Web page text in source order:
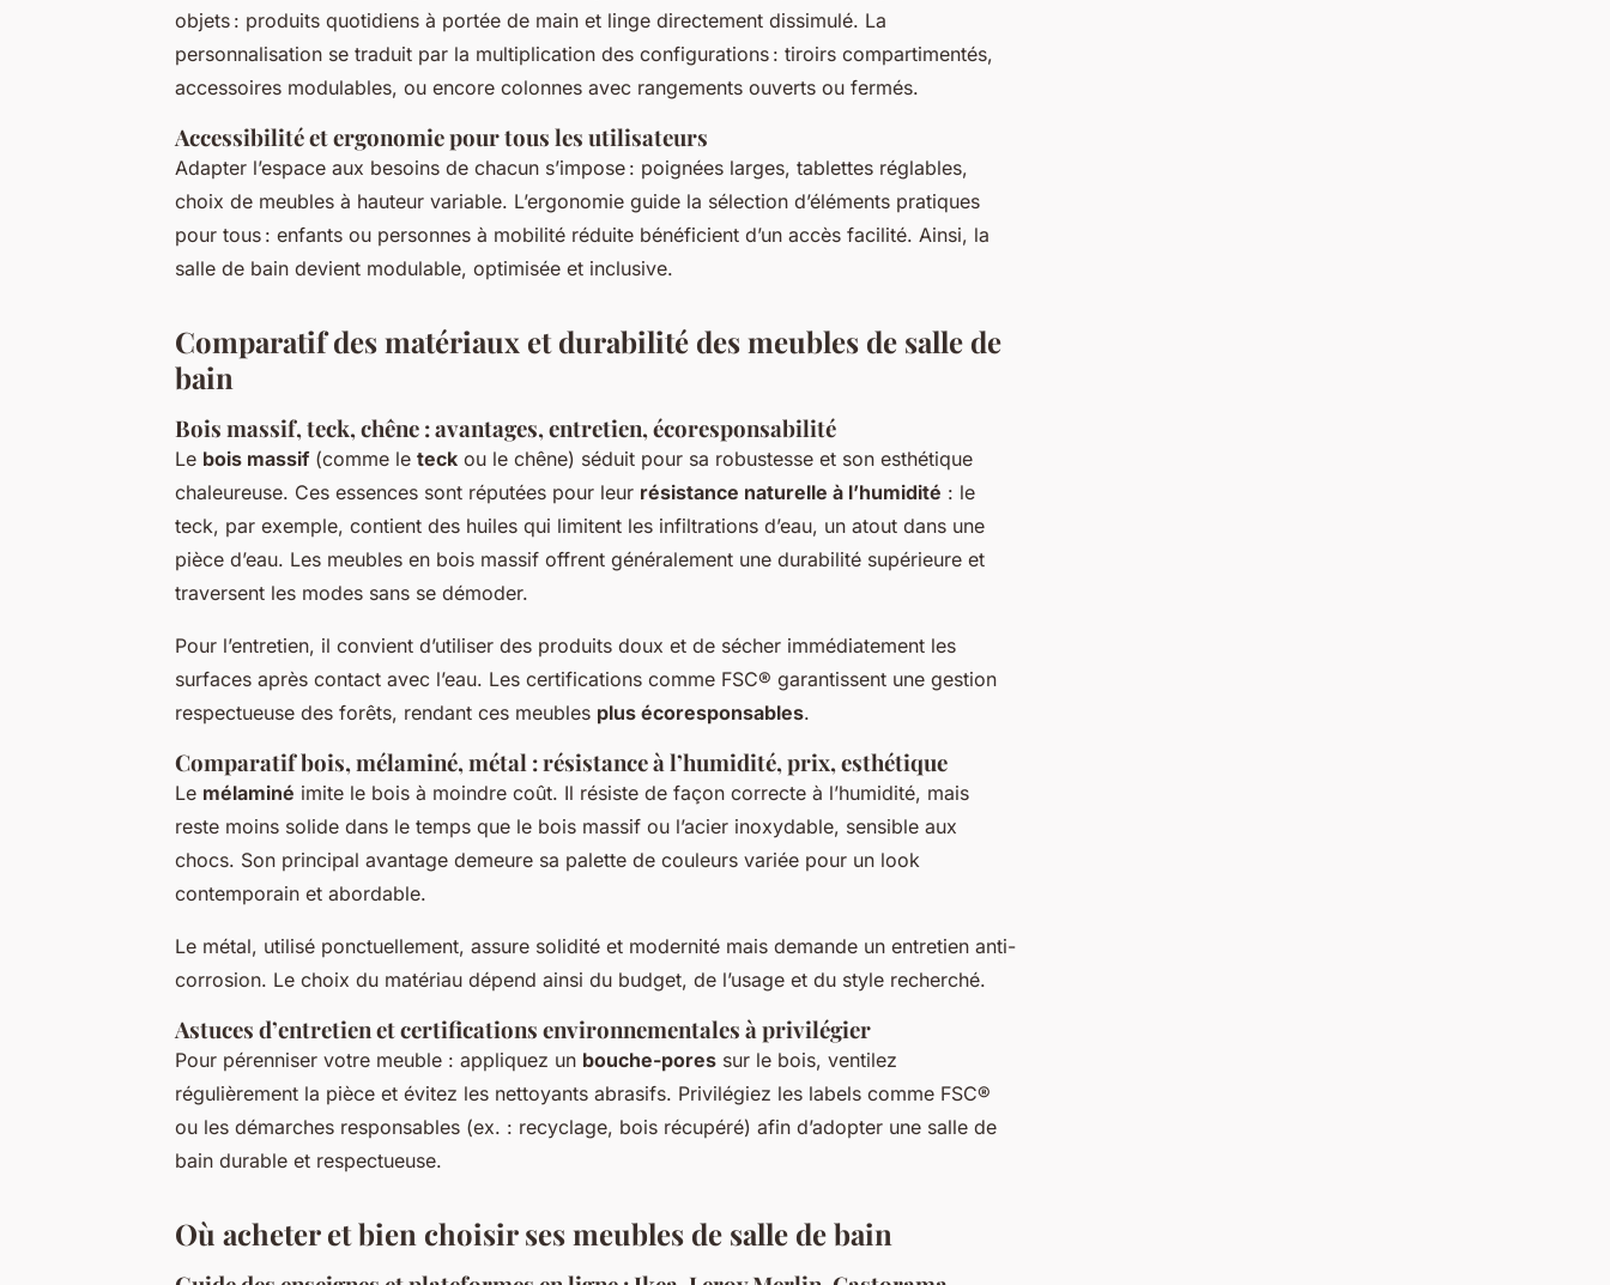
objets : produits quotidiens à portée de main et linge directement dissimulé. La
personnalisation se traduit par la multiplication des configurations : tiroirs compartimentés,
accessoires modulables, ou encore colonnes avec rangements ouverts ou fermés.
Accessibilité et ergonomie pour tous les utilisateurs
Adapter l’espace aux besoins de chacun s’impose : poignées larges, tablettes réglables,
choix de meubles à hauteur variable. L’ergonomie guide la sélection d’éléments pratiques
pour tous : enfants ou personnes à mobilité réduite bénéficient d’un accès facilité. Ainsi, la
salle de bain devient modulable, optimisée et inclusive.
Comparatif des matériaux et durabilité des meubles de salle de
bain
Bois massif, teck, chêne : avantages, entretien, écoresponsabilité
Le bois massif (comme le teck ou le chêne) séduit pour sa robustesse et son esthétique
chaleureuse. Ces essences sont réputées pour leur résistance naturelle à l’humidité : le
teck, par exemple, contient des huiles qui limitent les infiltrations d’eau, un atout dans une
pièce d’eau. Les meubles en bois massif offrent généralement une durabilité supérieure et
traversent les modes sans se démoder.
Pour l’entretien, il convient d’utiliser des produits doux et de sécher immédiatement les
surfaces après contact avec l’eau. Les certifications comme FSC® garantissent une gestion
respectueuse des forêts, rendant ces meubles plus écoresponsables.
Comparatif bois, mélaminé, métal : résistance à l’humidité, prix, esthétique
Le mélaminé imite le bois à moindre coût. Il résiste de façon correcte à l’humidité, mais
reste moins solide dans le temps que le bois massif ou l’acier inoxydable, sensible aux
chocs. Son principal avantage demeure sa palette de couleurs variée pour un look
contemporain et abordable.
Le métal, utilisé ponctuellement, assure solidité et modernité mais demande un entretien anti-
corrosion. Le choix du matériau dépend ainsi du budget, de l’usage et du style recherché.
Astuces d’entretien et certifications environnementales à privilégier
Pour pérenniser votre meuble : appliquez un bouche-pores sur le bois, ventilez
régulièrement la pièce et évitez les nettoyants abrasifs. Privilégiez les labels comme FSC®
ou les démarches responsables (ex. : recyclage, bois récupéré) afin d’adopter une salle de
bain durable et respectueuse.
Où acheter et bien choisir ses meubles de salle de bain